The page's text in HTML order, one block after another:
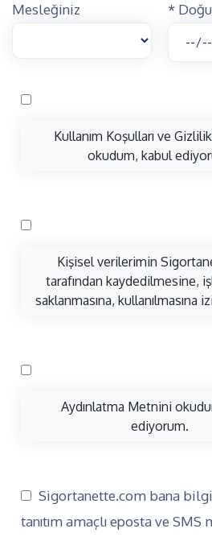
Mesleğiniz *
Kullanım Koşulları ve
okudum, kabul
Kişisel verilerimin
tarafından kaydedilmesine,
saklanmasına, kullanılmasına
Aydınlatma Metnini
ediyorum.
Sigortanette.com bana
tanıtım amaçlı eposta ve SMS